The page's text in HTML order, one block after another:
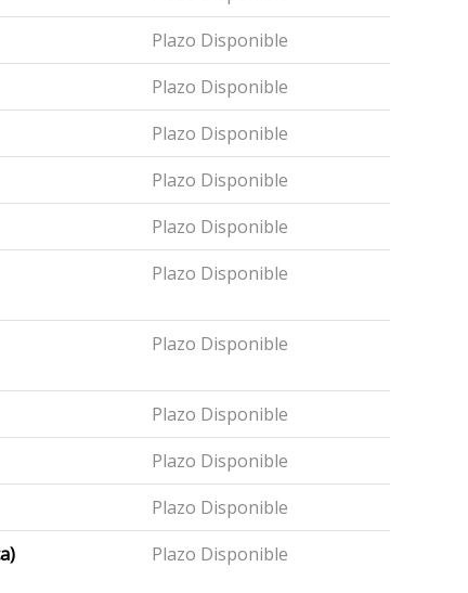
Plazo Disponible
Plazo Disponible
Plazo Disponible
Plazo Disponible
Plazo Disponible
Plazo Disponible
Plazo Disponible
Plazo Disponible
Plazo Disponible
Plazo Disponible
Plazo Disponible